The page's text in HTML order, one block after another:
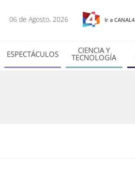
06 de Agosto, 2026 Ir a CANAL4
ESPECTÁCULOS CIENCIA Y
TECNOLOGÍA